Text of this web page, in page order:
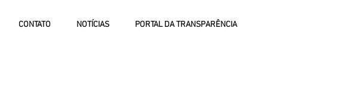
CONTATO NOTÍCIAS PORTAL DA TRANSPARÊNCIA